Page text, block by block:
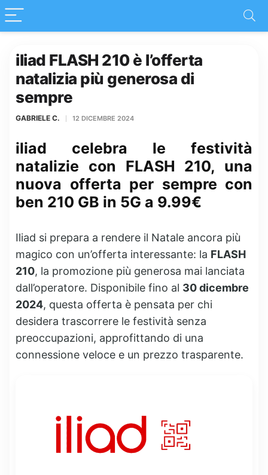
iliad FLASH 210 è l’offerta
natalizia più generosa di
sempre
GABRIELE C. 12 DICEMBRE 2024
iliad celebra le festività
natalizie con FLASH 210, una
nuova offerta per sempre con
ben 210 GB in 5G a 9.99€
Iliad si prepara a rendere il Natale ancora più
magico con un’offerta interessante: la FLASH
210, la promozione più generosa mai lanciata
dall’operatore. Disponibile fino al 30 dicembre
2024, questa offerta è pensata per chi
desidera trascorrere le festività senza
preoccupazioni, approfittando di una
connessione veloce e un prezzo trasparente.